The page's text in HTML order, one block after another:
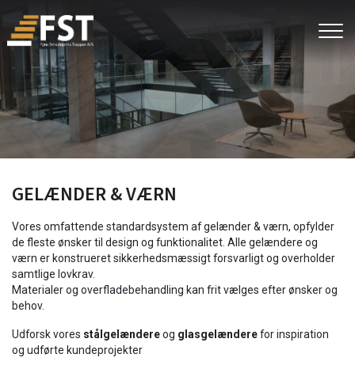
hovedindhold
GELÆNDER & VÆRN
Vores omfattende standardsystem af gelænder & værn, opfylder
de fleste ønsker til design og funktionalitet. Alle gelændere og
værn er konstrueret sikkerhedsmæssigt forsvarligt og overholder
samtlige lovkrav.
Materialer og overfladebehandling kan frit vælges efter ønsker og
behov.
Udforsk vores stålgelændereog glasgelænderefor inspiration
og udførte kundeprojekter